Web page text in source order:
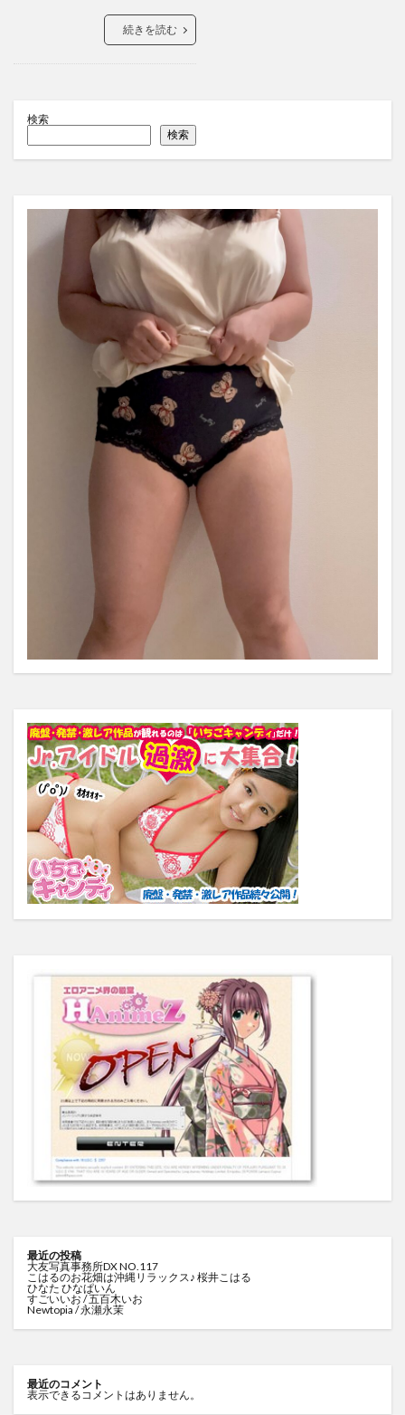
続きを読む
検索
検索
最近の投稿
大友写真事務所DX NO.117
こはるのお花畑は沖縄リラックス♪ 桜井こはる
ひなた ひなぱいん
すごいいお / 五百木いお
Newtopia / 永瀬永茉
最近のコメント
表示できるコメントはありません。